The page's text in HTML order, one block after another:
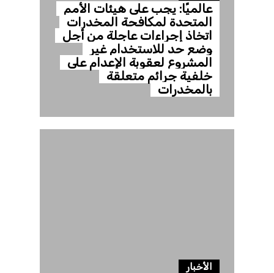
عالميًا: يجب على هيئات الأمم
المتحدة لمكافحة المخدرات
اتخاذ إجراءات عاجلة من أجل
وضع حد للاستخدام غير
المشروع لعقوبة الإعدام على
خلفية جرائم متعلقة
بالمخدرات
الأخبار